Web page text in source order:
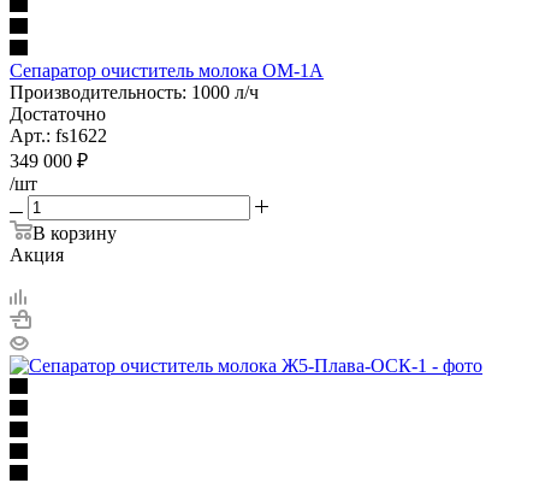
Сепаратор очиститель молока ОМ-1А
Производительность: 1000 л/ч
Достаточно
Арт.: fs1622
349 000 ₽
/шт
В корзину
Акция